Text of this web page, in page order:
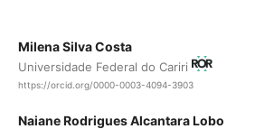
Milena Silva Costa
Universidade Federal do Cariri
https://orcid.org/0000-0003-4094-3903
Naiane Rodrigues Alcantara Lobo